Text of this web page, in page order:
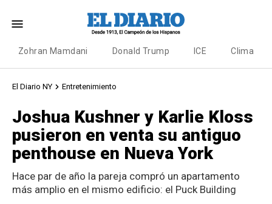
Zohran Mamdani Donald Trump ICE Clima
El Diario NY Entretenimiento
Joshua Kushner y Karlie Kloss
pusieron en venta su antiguo
penthouse en Nueva York
Hace par de año la pareja compró un apartamento
más amplio en el mismo edificio: el Puck Building